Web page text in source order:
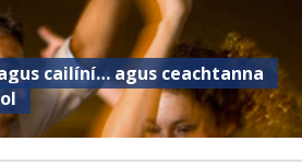
cailíní… agus ceachtanna